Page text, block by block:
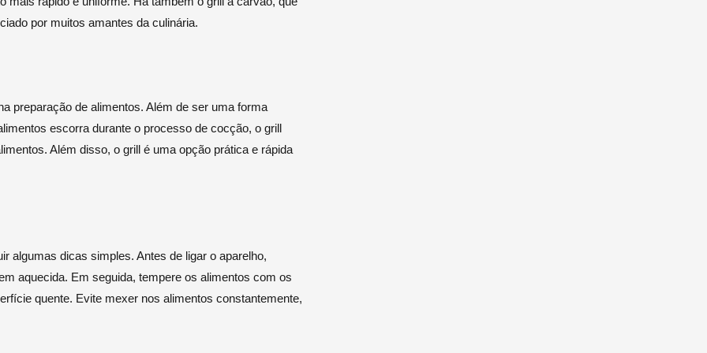
por muitos amantes da culinária.
preparação de alimentos. Além de ser uma forma
escorra durante o processo de cocção, o grill
Além disso, o grill é uma opção prática e rápida
algumas dicas simples. Antes de ligar o aparelho,
aquecida. Em seguida, tempere os alimentos com os
quente. Evite mexer nos alimentos constantemente,